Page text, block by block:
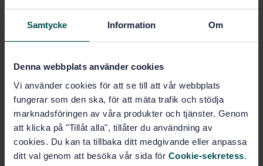
Samtycke Information Om
Denna webbplats använder cookies
Vi använder cookies för att se till att vår webbplats
fungerar som den ska, för att mäta trafik och stödja
marknadsföringen av våra produkter och tjänster. Genom
att klicka på "Tillåt alla", tillåter du användning av
cookies. Du kan ta tillbaka ditt medgivande eller anpassa
ditt val genom att besöka vår sida för Cookie-sekretess.
(11.020.01)
(11.110.20)
Köp denna standard
STANDARD
SVENSK STANDARD· SS-EN 15224:2017